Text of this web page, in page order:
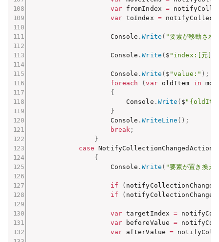
var fromIndex =
var toIndex =
                    Console
.Write ( "要素が移動され
                    Console
.Write ( $ "index:[元
                    Console
.Write ( $ "value:" ) ;
foreach
(var oldItem in
{
                        Console
. Write ( $
}
                    Console
.WriteLine ( ) ;
break ;
}
case NotifyCollectionChangedAction
{
                    Console
.Write ( "要素が置き換え
if (
if
(
var targetIndex =
var beforeValue =
var afterValue =